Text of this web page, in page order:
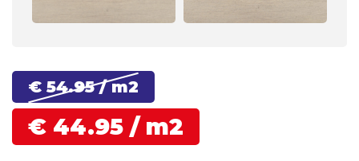
€ 54.95/ m2
€ 44.95 / m2